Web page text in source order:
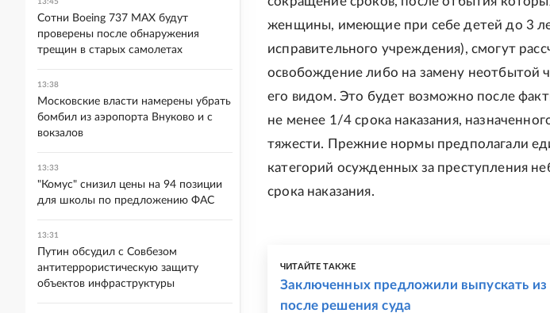
женщины, имеющие при себе детей до 3
исправительного учреждения), смогут
освобождение либо на замену неотбытой
его видом. Это будет возможно после
не менее 1/4 срока наказания,
тяжести. Прежние нормы предполагали
категорий осужденных за преступления
срока наказания.
ЧИТАЙТЕ ТАКЖЕ
Заключенных предложили выпускать
после решения суда
13:45
Сотни Boeing 737 MAX будут
проверены после обнаружения
трещин в старых самолетах
13:38
Московские власти намерены убрать
бомбил из аэропорта Внуково и с
вокзалов
13:33
"Комус" снизил цены на 94 позиции
для школы по предложению ФАС
13:31
Путин обсудил с Совбезом
антитеррористическую защиту
объектов инфраструктуры